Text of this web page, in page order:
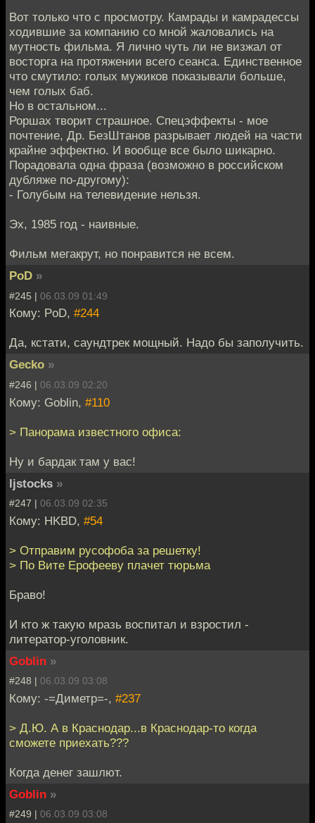
Вот только что с просмотру. Камрады и камрадессы
ходившие за компанию со мной жаловались на
мутность фильма. Я лично чуть ли не визжал от
восторга на протяжении всего сеанса. Единственное
что смутило: голых мужиков показывали больше,
чем голых баб.
Но в остальном...
Роршах творит страшное. Спецэффекты - мое
почтение, Др. БезШтанов разрывает людей на части
крайне эффектно. И вообще все было шикарно.
Порадовала одна фраза (возможно в российском
дубляже по-другому):
- Голубым на телевидение нельзя.
Эх, 1985 год - наивные.
Фильм мегакрут, но понравится не всем.
PoD »
#245 | 06.03.09 01:49
Кому: PoD, #244
Да, кстати, саундтрек мощный. Надо бы заполучить.
Gecko »
#246 | 06.03.09 02:20
Кому: Goblin, #110
> Панорама известного офиса:
Ну и бардак там у вас!
ljstocks »
#247 | 06.03.09 02:35
Кому: HKBD, #54
> Отправим русофоба за решетку!
> По Вите Ерофееву плачет тюрьма
Браво!
И кто ж такую мразь воспитал и взростил -
литератор-уголовник.
Goblin »
#248 | 06.03.09 03:08
Кому: -=Диметр=-, #237
> Д.Ю. А в Краснодар...в Краснодар-то когда
сможете приехать???
Когда денег зашлют.
Goblin »
#249 | 06.03.09 03:08